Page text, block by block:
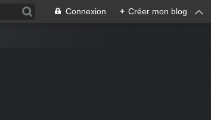
Connexion + Créer mon blog